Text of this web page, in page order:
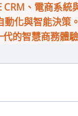
、電商系統
化與智能決策
的智慧商務體驗